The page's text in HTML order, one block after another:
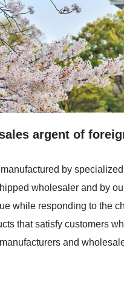
argent of
by
wholesaler and by
while responding to the
that satisfy customers
and